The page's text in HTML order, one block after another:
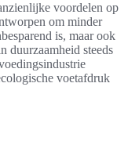
voordelen op
om minder
is, maar ook
duurzaamheid steeds
voetafdruk